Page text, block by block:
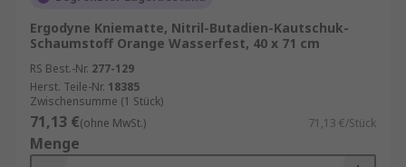
Ergodyne Kniematte, Nitril-Butadien-Kautschuk-
Schaumstoff Orange Wasserfest, 40 x 71 cm
RS Best.-Nr. 277-129
Herst. Teile-Nr. 18385
Zwischensumme (1 Stück)
71,13 €(ohne MwSt.) 71,13 €/Stück
Menge